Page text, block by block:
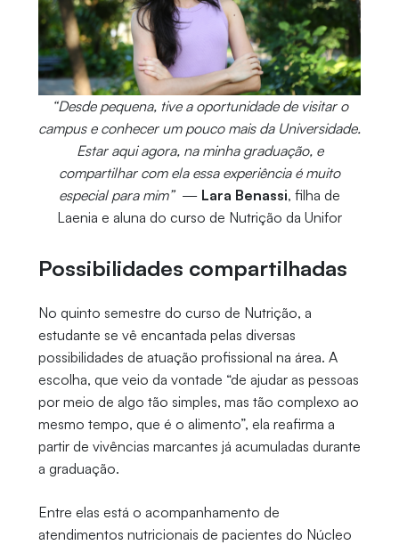
“Desde pequena, tive a oportunidade de visitar o
campus e conhecer um pouco mais da Universidade.
Estar aqui agora, na minha graduação, e
compartilhar com ela essa experiência é muito
especial para mim”— Lara Benassi, filha de
Laenia e aluna do curso de Nutrição da Unifor
Possibilidades compartilhadas
No quinto semestre do curso de Nutrição, a
estudante se vê encantada pelas diversas
possibilidades de atuação profissional na área. A
escolha, que veio da vontade “de ajudar as pessoas
por meio de algo tão simples, mas tão complexo ao
mesmo tempo, que é o alimento”, ela reafirma a
partir de vivências marcantes já acumuladas durante
a graduação.
Entre elas está o acompanhamento de
atendimentos nutricionais de pacientes do Núcleo